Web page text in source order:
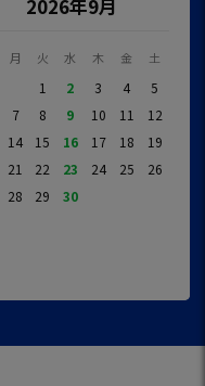
2026年9月
月 火 水 木 金 土
1 2 3 4
5
7 8 9 10 11
12
14 15 16 17 18
19
21 22 23 24 25
26
28 29 30